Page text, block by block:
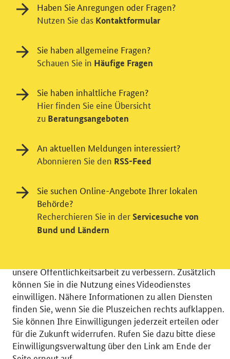
© 2026 Bundesministerium für Wirtschaft und Energie
RSS
Benutzerhinweise
Inhaltsverzeichnis
Impressum
Barrierefreiheit
Datenschutz
Einwilligung in Tracking und / oder
Videodienst
Wir bitten Sie an dieser Stelle um Ihre Einwilligung für
verschiedene Zusatzdienste unserer Webseite: Wir
unsere Öffentlichkeitsarbeit zu verbessern. Zusätzlich
können Sie in die Nutzung eines Videodienstes
einwilligen. Nähere Informationen zu allen Diensten
finden Sie, wenn Sie die Pluszeichen rechts aufklappen.
Sie können Ihre Einwilligungen jederzeit erteilen oder
für die Zukunft widerrufen. Rufen Sie dazu bitte diese
Einwilligungsverwaltung über den Link am Ende der
Haben Sie Anregungen oder Fragen?
Nutzen Sie das Kontaktformular
Sie haben allgemeine Fragen?
Schauen Sie in Häufige Fragen
Sie haben inhaltliche Fragen?
Hier finden Sie eine Übersicht
zu Beratungsangeboten
An aktuellen Meldungen interessiert?
Abonnieren Sie den RSS-Feed
Sie suchen Online-Angebote Ihrer lokalen
Behörde?
Recherchieren Sie in der Servicesuche von
Bund und Ländern